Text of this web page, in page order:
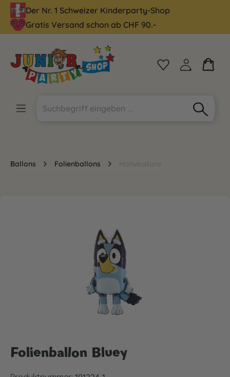
springen
Der Nr. 1 Schweizer Kinderparty-Shop
Gratis Versand schon ab CHF 90.-
Ballons Folienballons Motivballons
Folienballon Bluey